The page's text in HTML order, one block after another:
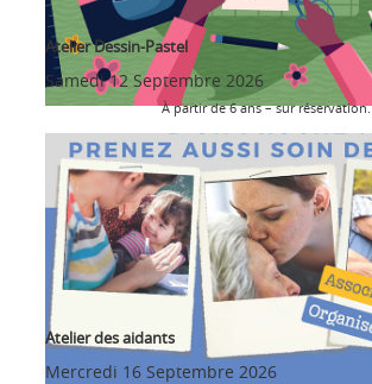
Atelier Dessin-Pastel
Samedi 12 Septembre 2026
À partir de 6 ans – sur réservation.
Atelier des aidants
Mercredi 16 Septembre 2026